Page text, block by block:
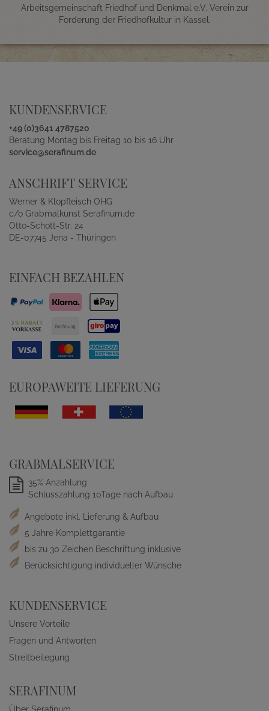
Arbeitsgemeinschaft Friedhof und Denkmal e.V. Verein zur
Förderung der Friedhofkultur in Kassel.
KUNDENSERVICE
+49 (0)3641 4787520
Beratung Montag bis Freitag 10 bis 16 Uhr
service@serafinum.de
ANSCHRIFT SERVICE
Werner & Klopfleisch OHG
c/o Grabmalkunst Serafinum.de
Otto-Schott-Str. 24
DE-07745 Jena - Thüringen
EINFACH BEZAHLEN
EUROPAWEITE LIEFERUNG
GRABMALSERVICE
35% Anzahlung
Schlusszahlung 10Tage nach Aufbau
Angebote inkl. Lieferung & Aufbau
5 Jahre Komplettgarantie
bis zu 30 Zeichen Beschriftung inklusive
Berücksichtigung individueller Wünsche
KUNDENSERVICE
Unsere Vorteile
Fragen und Antworten
Streitbeilegung
SERAFINUM